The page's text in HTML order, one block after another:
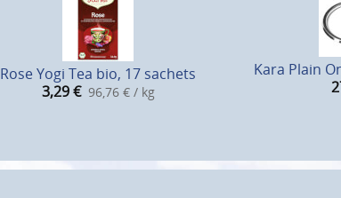
Rose Yogi Tea bio, 17 sachets
3,29 € 96,76 € / kg
Kara Plain